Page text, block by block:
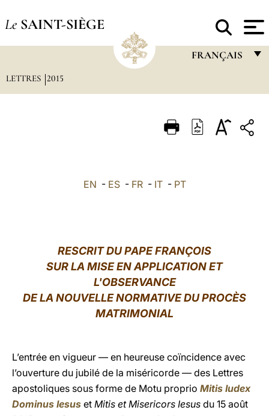
Le SAINT-SIÈGE
FRANÇAIS
ITALIANO
中文
LETTRES 2015
EN - ES- FR- IT- PT
RESCRIT DU PAPE FRANÇOIS
SUR LA MISE EN APPLICATION ET
L'OBSERVANCE
DE LA NOUVELLE NORMATIVE DU PROCÈS
MATRIMONIAL
L’entrée en vigueur — en heureuse coïncidence avec
l’ouverture du jubilé de la miséricorde — des Lettres
apostoliques sous forme de Motu proprio Mitis Iudex
Dominus Iesus et Mitis et Misericors Iesus du 15 août